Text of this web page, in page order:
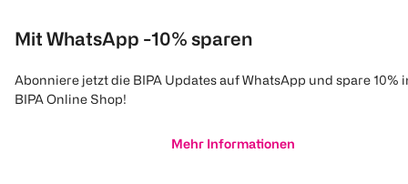
Mit WhatsApp -10% sparen
Abonniere jetzt die BIPA Updates auf WhatsApp und spare 10%
BIPA Online Shop!
Mehr Informationen